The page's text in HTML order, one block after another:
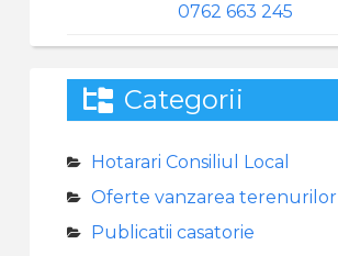
0762 663 245
Categorii
Hotarari Consiliul Local
Oferte vanzarea terenurilor
Publicatii casatorie